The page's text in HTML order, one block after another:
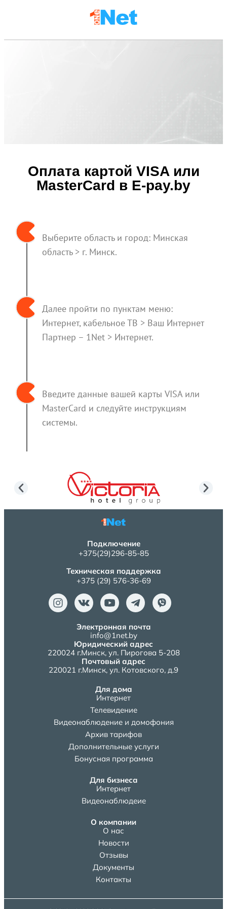
Оплата картой VISA или
MasterCard в E-pay.by
Выберите область и город: Минская
область > г. Минск.
Далее пройти по пунктам меню:
Интернет, кабельное ТВ > Ваш Интернет
Партнер – 1Net > Интернет.
Введите данные вашей карты VISA или
MasterCard и следуйте инструкциям
системы.
Подключение
+375(29)296-85-85
Техническая поддержка
+375 (29) 576-36-69
Электронная почта
info@1net.by
Юридический адрес
220024 г.Минск, ул. Пирогова 5-208
Почтовый адрес
220021 г.Минск, ул. Котовского, д.9
Для дома
Интернет
Телевидение
Видеонаблюдение и домофония
Архив тарифов
Дополнительные услуги
Бонусная программа
Для бизнеса
Интернет
Видеонаблюдеие
О компании
О нас
Новости
Отзывы
Документы
Контакты